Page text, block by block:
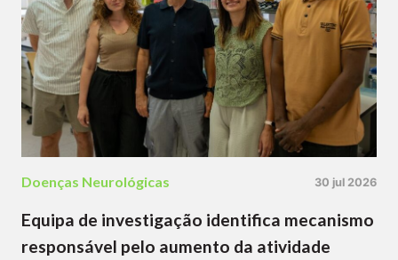
Doenças Neurológicas 30 jul 2026
Equipa de investigação identifica mecanismo
responsável pelo aumento da atividade